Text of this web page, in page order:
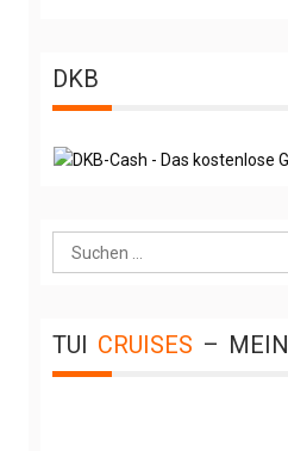
DKB
Suche
nach:
TUI CRUISES – MEIN